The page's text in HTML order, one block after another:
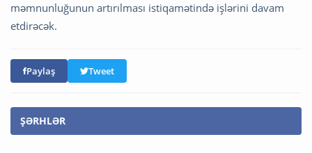
məmnunluğunun artırılması istiqamətində işlərini davam
etdirəcək.
Paylaş Tweet
ŞƏRHLƏR